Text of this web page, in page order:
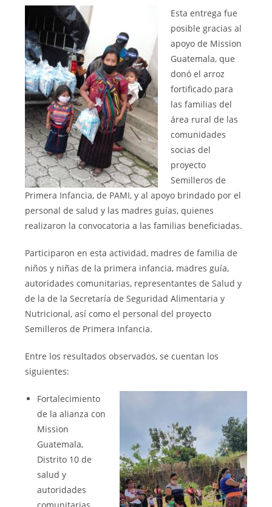
Esta entrega fue
posible gracias al
apoyo de Mission
Guatemala, que
donó el arroz
fortificado para
las familias del
área rural de las
comunidades
socias del
proyecto
Semilleros de
Primera Infancia, de PAMI, y al apoyo brindado por el
personal de salud y las madres guías, quienes
realizaron la convocatoria a las familias beneficiadas.
Participaron en esta actividad, madres de familia de
niños y niñas de la primera infancia, madres guía,
autoridades comunitarias, representantes de Salud y
de la de la Secretaría de Seguridad Alimentaria y
Nutricional, así como el personal del proyecto
Semilleros de Primera Infancia.
Entre los resultados observados, se cuentan los
siguientes:
Fortalecimiento
de la alianza con
Mission
Guatemala,
Distrito 10 de
salud y
autoridades